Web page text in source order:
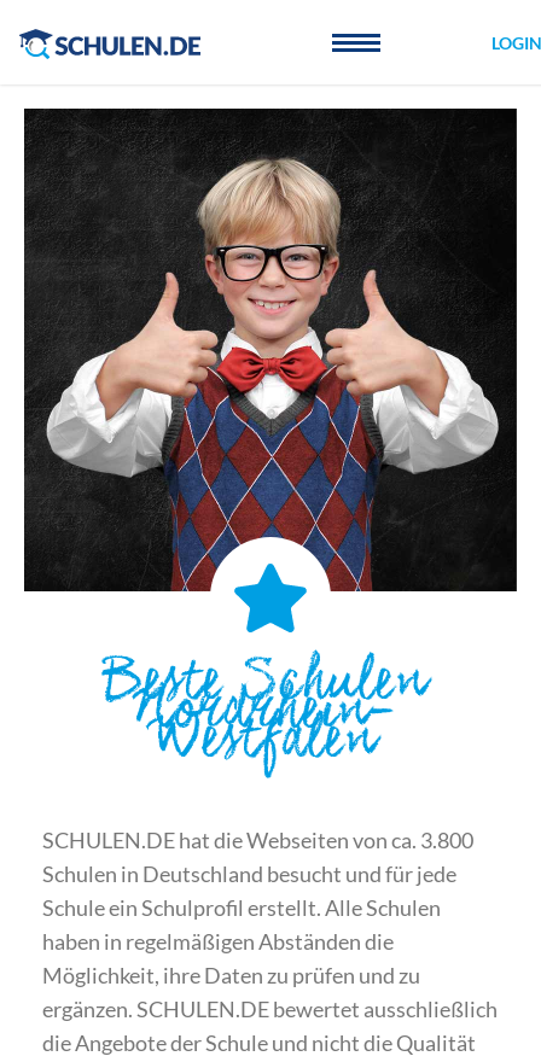
LOGIN
Beste Schulen
Nordrhein-
Westfalen
SCHULEN.DE hat die Webseiten von ca. 3.800
Schulen in Deutschland besucht und für jede
Schule ein Schulprofil erstellt. Alle Schulen
haben in regelmäßigen Abständen die
Möglichkeit, ihre Daten zu prüfen und zu
ergänzen. SCHULEN.DE bewertet ausschließlich
die Angebote der Schule und nicht die Qualität